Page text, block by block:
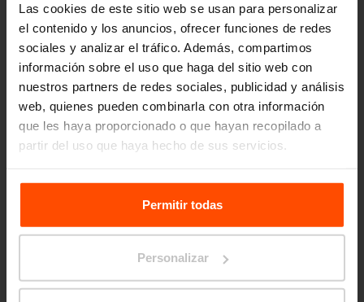
Las cookies de este sitio web se usan para personalizar
el contenido y los anuncios, ofrecer funciones de redes
sociales y analizar el tráfico. Además, compartimos
información sobre el uso que haga del sitio web con
nuestros partners de redes sociales, publicidad y análisis
web, quienes pueden combinarla con otra información
que les haya proporcionado o que hayan recopilado a
partir del uso que haya hecho de sus servicios.
Para más información, visitePrinciples Relating to the
Processing Personal Data.Permitir todas
Personalizar
Seattle – Popup park